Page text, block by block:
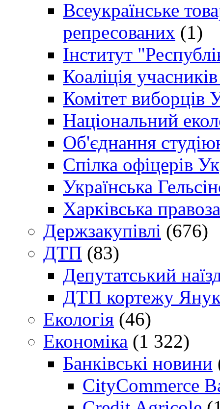
Всеукраїнське
репресованих (1)
Інститут
Коаліція
Комітет виборців
Національний
Об'єднання
Спілка офіцерів
Українська
Харківська
Держзакупівлі (676)
ДТП (83)
Депутатський
ДТП кортежу
Екологія (46)
Економіка (1 322)
Банківські новини
CityCommerce